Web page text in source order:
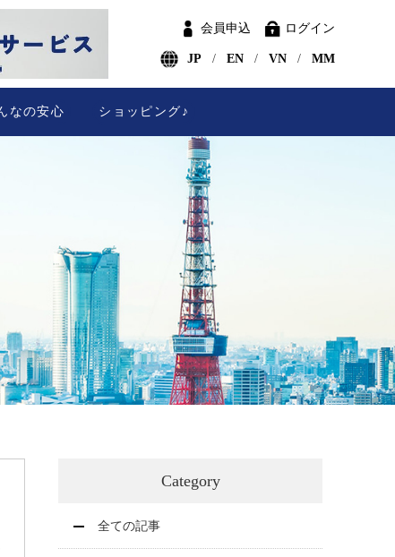
なの安心 ショッピング♪
会員申込 ログイン
JP EN VN MM
Category
全ての記事